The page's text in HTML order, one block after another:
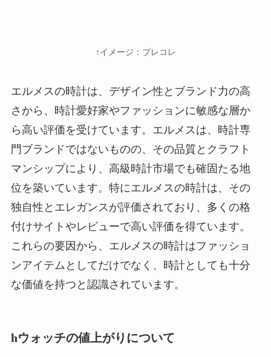
↑イメージ：プレコレ
エルメスの時計は、デザイン性とブランド力の高
さから、時計愛好家やファッションに敏感な層か
ら高い評価を受けています。エルメスは、時計専
門ブランドではないものの、その品質とクラフト
マンシップにより、高級時計市場でも確固たる地
位を築いています。特にエルメスの時計は、その
独自性とエレガンスが評価されており、多くの格
付けサイトやレビューで高い評価を得ています。
これらの要因から、エルメスの時計はファッショ
ンアイテムとしてだけでなく、時計としても十分
な価値を持つと認識されています。
hウォッチの値上がりについて